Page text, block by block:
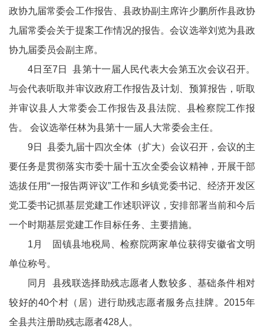
政协九届常委会工作报告、县政协副主席许少鹏所作县政协
九届常委会关于提案工作情况的报告。会议选举刘览为县政
协九届委员会副主席。
4日至7日 县第十一届人民代表大会第五次会议召开。
与会代表听取并审议政府工作报告及计划、预算报告，听取
并审议县人大常委会工作报告及县法院、县检察院工作报
告。 会议选举任林为县第十一届人大常委会主任。
9日 县委九届十四次全体（扩大）会议召开，会议的主
要任务是贯彻落实市委十届十五次全委会议精神，开展干部
选拔任用“一报告两评议”工作和乡镇党委书记、经济开发区
党工委书记抓基层党建工作述职评议，安排部署当前和今后
一个时期基层党建工作目标任务、主要措施。
1月 固镇县地税局、检察院两家单位获得安徽省文明
单位称号。
同月 县残联选择助残志愿者人数较多、基础条件相对
较好的40个村（居）进行助残志愿者服务点挂牌。2015年
全县共注册助残志愿者428人。